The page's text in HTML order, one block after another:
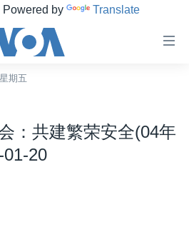
Powered by Translate
期五
：共建繁荣安全(04年
20